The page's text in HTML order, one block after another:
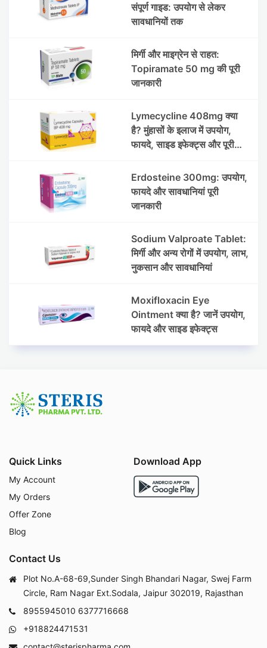
संपूर्ण गाइड: उपयोग से लेकर
सावधानियों तक
मिर्गी और माइग्रेन से राहत:
Topiramate 50 mg की पूरी
जानकारी
Lymecycline 408mg क्या
है? मुंहासों के इलाज में उपयोग,
फायदे, साइड इफेक्ट्स और पूरी
Erdosteine 300mg: उपयोग,
फायदे और सावधानियां पूरी
जानकारी
Sodium Valproate Tablet:
मिर्गी और अन्य रोगों में उपयोग, लाभ,
नुकसान और सावधानियां
Moxifloxacin Eye
Ointment क्या है? जानें उपयोग,
फायदे और साइड इफेक्ट्स
Quick Links
My Account
My Orders
Offer Zone
Blog
Download App
Contact Us
Plot No.A-68-69,Sunder Singh Bhandari Nagar, Swej Farm
Circle, Ram Nagar Ext.Sodala, Jaipur 302019, Rajasthan
8955945010 6377716668
+918824471531